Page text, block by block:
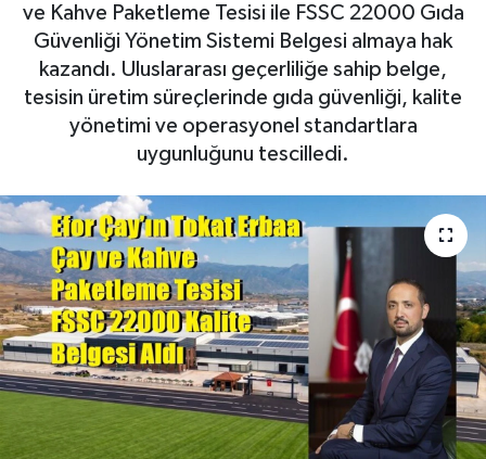
ve Kahve Paketleme Tesisi ile FSSC 22000 Gıda
Güvenliği Yönetim Sistemi Belgesi almaya hak
kazandı. Uluslararası geçerliliğe sahip belge,
tesisin üretim süreçlerinde gıda güvenliği, kalite
yönetimi ve operasyonel standartlara
uygunluğunu tescilledi.
MAGAZİN
OTO DETAY
SAĞLIK
SON DAKİKA
SPOR
FİNANS
Haber Arşivi